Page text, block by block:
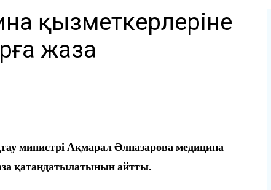
Видео
қызметкерлеріне
жаза
министрі Ақмарал Әлназарова медицина
қатаңдатылатынын айтты.